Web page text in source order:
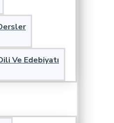
Ve Edebiyatı